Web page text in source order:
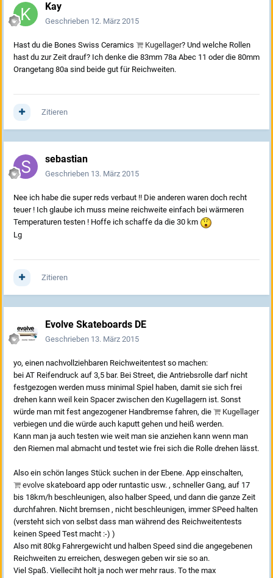
Kay
Geschrieben 12. März 2015
Hast du die Bones Swiss Ceramics Kugellager? Und welche Rollen
hast du zur Zeit drauf? Ich denke die 83mm 78a Abec 11 oder die 80mm
Orangetang 80a sind beide gut für Reichweiten.
Zitieren
sebastian
Geschrieben 13. März 2015
Nee ich habe die super reds verbaut !! Die anderen waren doch recht
teuer ! Ich glaube ich muss meine reichweite einfach bei wärmeren
Temperaturen testen ! Hoffe ich schaffe da die 30 km
Lg
Zitieren
Evolve Skateboards DE
Geschrieben 13. März 2015
yo, einen nachvollziehbaren Reichweitentest so machen:
bei AT Reifendruck auf 3,5 bar. Bei Street, die Antriebsrolle darf nicht
festgezogen werden muss minimal Spiel haben, damit sie sich frei
drehen kann weil kein Spacer zwischen den Kugellagern ist. Sonst
würde man mit fest angezogener Handbremse fahren, die
Kugellager
verbiegen und die würde auch kaputt gehen und heiß werden.
Kann man ja auch testen wie weit man sie anziehen kann wenn man
den Riemen mal abmacht und testet wie frei sich die Rolle drehen lässt.
Also ein schön langes Stück suchen in der Ebene. App einschalten,
evolve skateboard app oder runtastic usw. , schneller Gang, auf 17
bis 18km/h beschleunigen, also halber Speed, und dann die ganze Zeit
durchfahren. Nicht bremsen , nicht beschleunigen, immer SPeed halten
(versteht sich von selbst dass man während des Reichweitentests
keinen Speed Test macht :-) )
Also mit 80kg Fahrergewicht und halben Speed sind die angegebenen
Reichweiten zu erreichen, deswegen geben wir sie so an.
Viel Spaß. Vielleciht holt ja noch wer mehr raus. To the max